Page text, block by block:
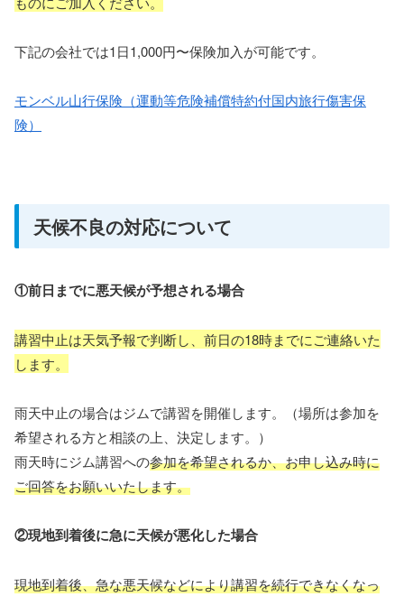
下記の会社では1日1,000円〜保険加入が可能です。
モンベル山行保険（運動等危険補償特約付国内旅行傷害保
険）
天候不良の対応について
①前日までに悪天候が予想される場合
講習中止は天気予報で判断し、前日の18時までにご連絡いた
します。
雨天中止の場合はジムで講習を開催します。（場所は参加を
希望される方と相談の上、決定します。）
雨天時にジム講習への参加を希望されるか、お申し込み時に
ご回答をお願いいたします。
②現地到着後に急に天候が悪化した場合
現地到着後、急な悪天候などにより講習を続行できなくなっ